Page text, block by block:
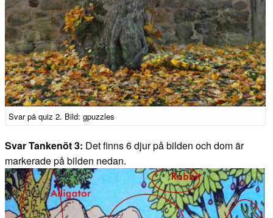
Svar på quiz 2. Bild: gpuzzles
Svar Tankenöt 3: Det finns 6 djur på bilden och dom är
markerade på bilden nedan.